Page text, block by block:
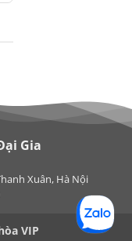
Gia
VIP